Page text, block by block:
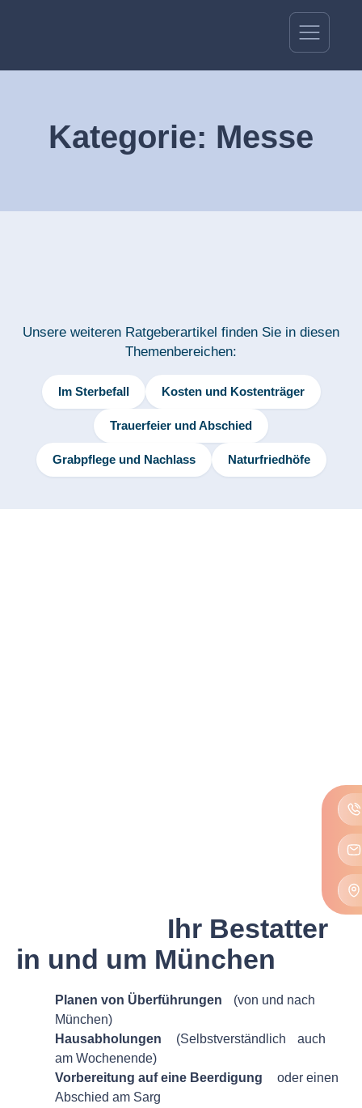
Kategorie: Messe
Unsere weiteren Ratgeberartikel finden Sie in diesen
Themenbereichen:
Im Sterbefall Kosten und Kostenträger
Trauerfeier und Abschied
Grabpflege und Nachlass Naturfriedhöfe
Ihr Bestatter
in und um München
Planen von Überführungen
(von und nach
München)
Hausabholungen
(Selbstverständlich auch
am Wochenende)
Vorbereitung auf eine Beerdigung
oder einen
Abschied am Sarg